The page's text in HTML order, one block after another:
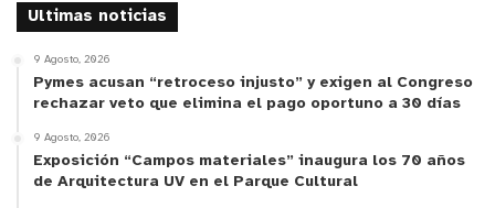
Ultimas noticias
9 Agosto, 2026
Pymes acusan “retroceso injusto” y exigen al Congreso
rechazar veto que elimina el pago oportuno a 30 días
9 Agosto, 2026
Exposición “Campos materiales” inaugura los 70 años
de Arquitectura UV en el Parque Cultural